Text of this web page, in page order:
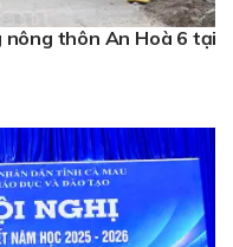
thôn An Hoà 6 tại